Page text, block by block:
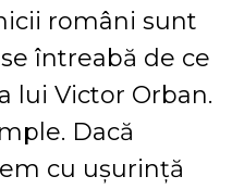
români sunt
întreabă de ce
lui Victor Orban.
Dacă
cu uşurinţă